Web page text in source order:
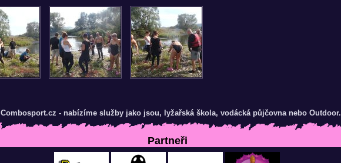
Combosport.cz - nabízíme služby jako jsou, lyžařská škola, vodácká půjčovna nebo Outdoor.
Partneři